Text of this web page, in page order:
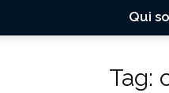
Qui
Tag: